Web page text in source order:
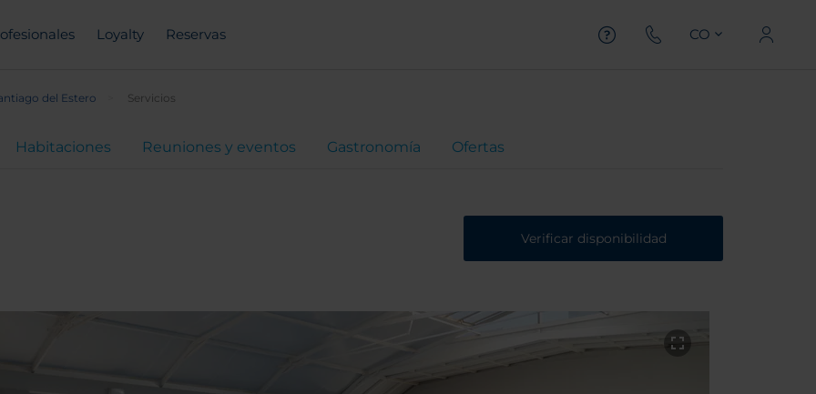
Loyalty Reservas CO
del Estero Servicios
Habitaciones Reuniones y eventos Gastronomía Ofertas
Verificar disponibilidad